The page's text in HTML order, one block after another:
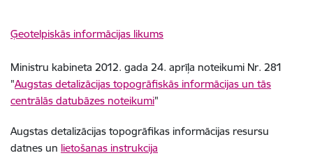
Ģeotelpiskās informācijas likums
Ministru kabineta 2012. gada 24. aprīļa noteikumi Nr. 281
"Augstas detalizācijas topogrāfiskās informācijas un tās
centrālās datubāzes noteikumi"
Augstas detalizācijas topogrāfikas informācijas resursu
datnes un lietošanas instrukcija